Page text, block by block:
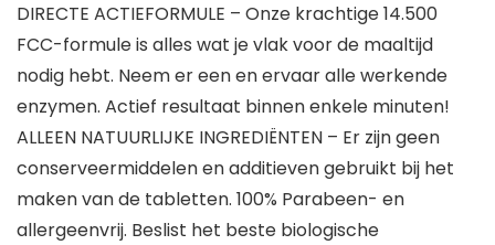
DIRECTE ACTIEFORMULE – Onze krachtige 14.500
FCC-formule is alles wat je vlak voor de maaltijd
nodig hebt. Neem er een en ervaar alle werkende
enzymen. Actief resultaat binnen enkele minuten!
ALLEEN NATUURLIJKE INGREDIËNTEN – Er zijn geen
conserveermiddelen en additieven gebruikt bij het
maken van de tabletten. 100% Parabeen- en
allergeenvrij. Beslist het beste biologische